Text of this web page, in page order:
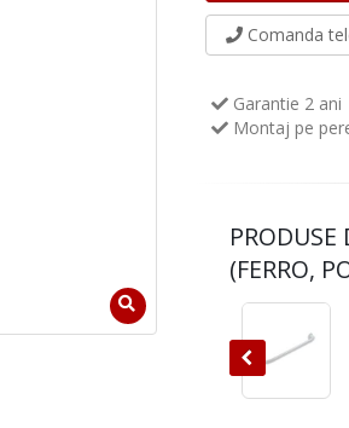
Comanda
Garantie 2 ani
Montaj pe
(FERRO,